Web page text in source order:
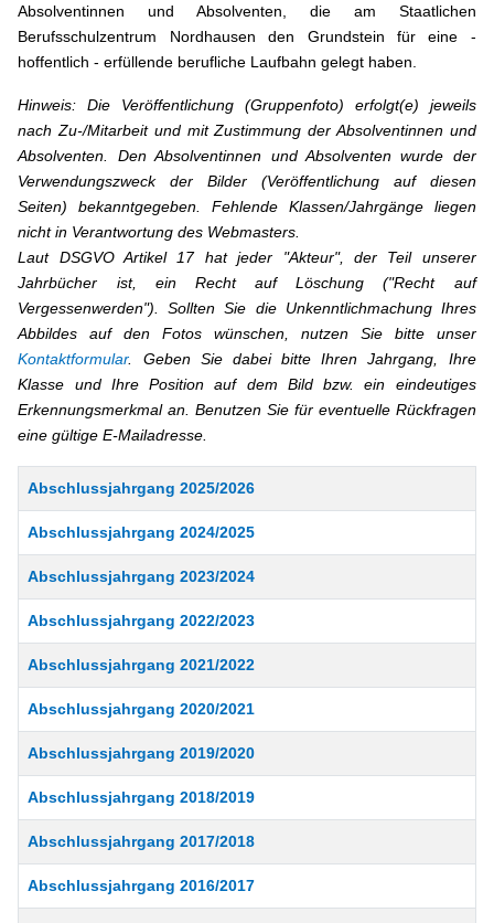
Absolventinnen und Absolventen, die am Staatlichen
Berufsschulzentrum Nordhausen den Grundstein für eine -
hoffentlich - erfüllende berufliche Laufbahn gelegt haben.
Hinweis: Die Veröffentlichung (Gruppenfoto) erfolgt(e) jeweils
nach Zu-/Mitarbeit und mit Zustimmung der Absolventinnen und
Absolventen. Den Absolventinnen und Absolventen wurde der
Verwendungszweck der Bilder (Veröffentlichung auf diesen
Seiten) bekanntgegeben. Fehlende Klassen/Jahrgänge liegen
nicht in Verantwortung des Webmasters.
Laut DSGVO Artikel 17 hat jeder "Akteur", der Teil unserer
Jahrbücher ist, ein Recht auf Löschung ("Recht auf
Vergessenwerden"). Sollten Sie die Unkenntlichmachung Ihres
Abbildes auf den Fotos wünschen, nutzen Sie bitte unser
Kontaktformular. Geben Sie dabei bitte Ihren Jahrgang, Ihre
Klasse und Ihre Position auf dem Bild bzw. ein eindeutiges
Erkennungsmerkmal an. Benutzen Sie für eventuelle Rückfragen
eine gültige E-Mailadresse.
Titel
Abschlussjahrgang 2025/2026
Abschlussjahrgang 2024/2025
Abschlussjahrgang 2023/2024
Abschlussjahrgang 2022/2023
Abschlussjahrgang 2021/2022
Abschlussjahrgang 2020/2021
Abschlussjahrgang 2019/2020
Abschlussjahrgang 2018/2019
Abschlussjahrgang 2017/2018
Abschlussjahrgang 2016/2017